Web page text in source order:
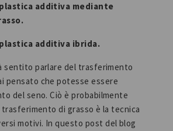
additiva mediante
additiva ibrida.
sentito parlare del trasferimento
pensato che potesse essere
del seno. Ciò è probabilmente
di grasso è la tecnica
motivi. In questo post del blog